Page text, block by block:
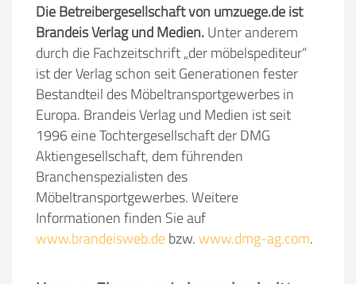
Die Betreibergesellschaft von umzuege.de ist
Brandeis Verlag und Medien.Unter anderem
durch die Fachzeitschrift „der möbelspediteur“
ist der Verlag schon seit Generationen fester
Bestandteil des Möbeltransportgewerbes in
Europa. Brandeis Verlag und Medien ist seit
1996 eine Tochtergesellschaft der DMG
Aktiengesellschaft, dem führenden
Branchenspezialisten des
Möbeltransportgewerbes. Weitere
Informationen finden Sie auf
www.brandeisweb.debzw.www.dmg-ag.com.